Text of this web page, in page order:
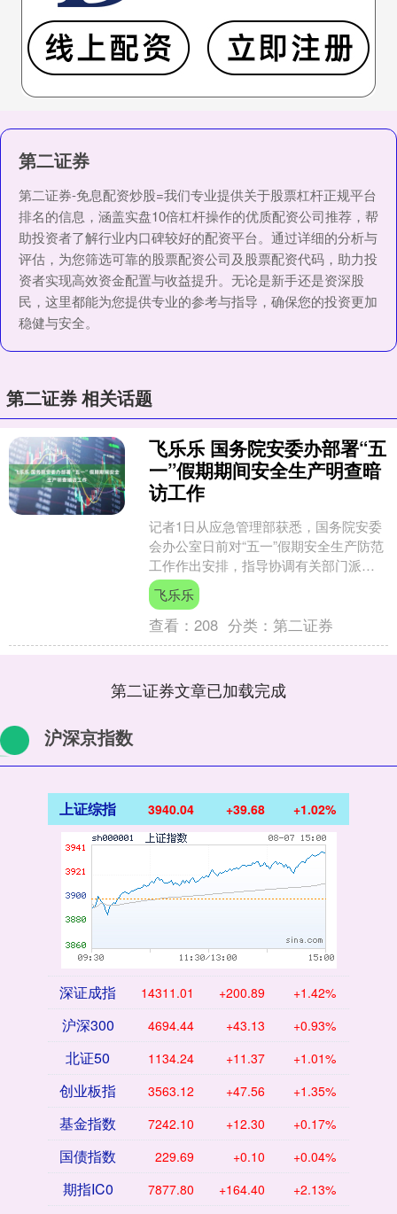
第二证券
第二证券-免息配资炒股=我们专业提供关于股票杠杆正规平台
排名的信息，涵盖实盘10倍杠杆操作的优质配资公司推荐，帮
助投资者了解行业内口碑较好的配资平台。通过详细的分析与
评估，为您筛选可靠的股票配资公司及股票配资代码，助力投
资者实现高效资金配置与收益提升。无论是新手还是资深股
民，这里都能为您提供专业的参考与指导，确保您的投资更加
稳健与安全。
第二证券 相关话题
飞乐乐 国务院安委办部署“五
一”假期期间安全生产明查暗
访工作
记者1日从应急管理部获悉，国务院安委
会办公室日前对“五一”假期安全生产防范
工作作出安排，指导协调有关部门派出
工作组，对重点地区、重点行业领域和
重点企业假期期间安....
飞乐乐
查看：208 分类： 第二证券
第二证券文章已加载完成
沪深京指数
上证综指 3940.04 +39.68 +1.02%
深证成指 14311.01 +200.89 +1.42%
沪深300 4694.44 +43.13 +0.93%
北证50 1134.24 +11.37 +1.01%
创业板指 3563.12 +47.56 +1.35%
基金指数 7242.10 +12.30 +0.17%
国债指数 229.69 +0.10 +0.04%
期指IC0 7877.80 +164.40 +2.13%